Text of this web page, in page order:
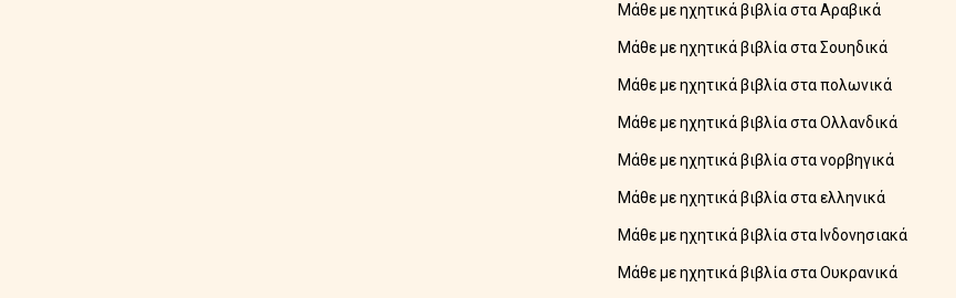
Μάθε με ηχητικά βιβλία στα Αραβικά
Μάθε με ηχητικά βιβλία στα Σουηδικά
Μάθε με ηχητικά βιβλία στα πολωνικά
Μάθε με ηχητικά βιβλία στα Ολλανδικά
Μάθε με ηχητικά βιβλία στα νορβηγικά
Μάθε με ηχητικά βιβλία στα ελληνικά
Μάθε με ηχητικά βιβλία στα Ινδονησιακά
Μάθε με ηχητικά βιβλία στα Ουκρανικά